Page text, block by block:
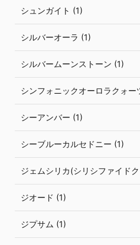
シュンガイト (1)
シルバーオーラ (1)
シルバームーンストーン (1)
シンフォニックオーロラクォー
シーアンバー (1)
シーブルーカルセドニー (1)
ジェムシリカ(シリシファイド
ジオード (1)
ジプサム (1)